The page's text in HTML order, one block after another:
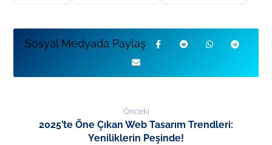
Önceki
2025’te Öne Çıkan Web Tasarım Trendleri:
Yeniliklerin Peşinde!